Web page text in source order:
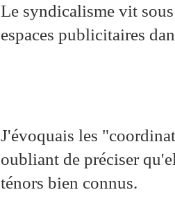
Le syndicalisme vit
espaces publicitaires
J'évoquais les
oubliant de préciser
ténors bien connus.